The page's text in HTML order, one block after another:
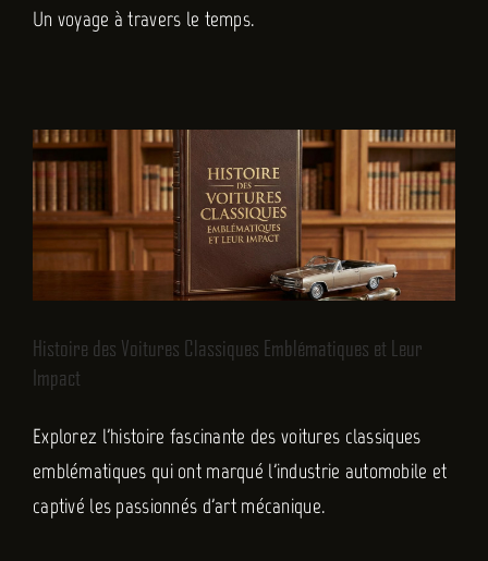
Un voyage à travers le temps.
Histoire des Voitures Classiques Emblématiques et Leur
Impact
Explorez l'histoire fascinante des voitures classiques
emblématiques qui ont marqué l'industrie automobile et
captivé les passionnés d'art mécanique.